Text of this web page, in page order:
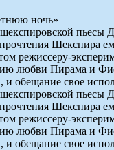
пьесы
Шекспира
режиссеру-
любви Пирама и
обещание свое
пьесы
Шекспира
режиссеру-
любви Пирама и
обещание свое